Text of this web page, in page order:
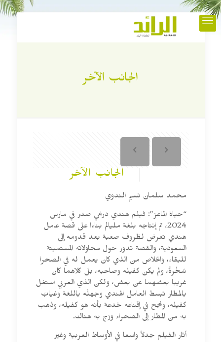
الجانب الآخر
الجانب الآخر
محمد سلمان نسيم الندوي
“حياة الماعز”: فيلم هندي درامي صدر في مارس
2024، تم إنتاجه بلغة مليالم بناءا على قصة عامل
هندي تعرض لظروف صعبة بعد قدومه إلى
السعودية، والقصة تدور حول محاولاته المستميتة
للبقاء، والخلاص من الذي كان يعمل له في الصحرا
سُخْرةً، ولم يكن كفيله وصاحبه، بل كلاهما كان
غريبا بعضهما عن بعض، ولكن الذي العربي استغل
بالمطار تبسط العامل الهندي وجهلَه باللغة وغيابَ
كفيله، ونجح في إقناعه خدعة بأنه هو كفيله، وذهب
به من المطار إلى الصحراء وزج به هناك.
أثار الفيلم جدلاً واسعا في الأوساط العربية وغير